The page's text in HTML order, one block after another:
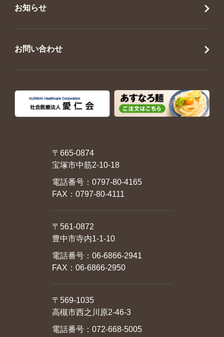
お知らせ
お問い合わせ
〒665-0874
宝塚市中筋2-10-18
電話番号： 0797-80-4165
FAX：0797-80-4111
〒561-0872
豊中市寺内1-1-10
電話番号： 06-6866-2941
FAX：06-6866-2950
〒569-1035
高槻市西之川原2-46-3
電話番号： 072-668-5005